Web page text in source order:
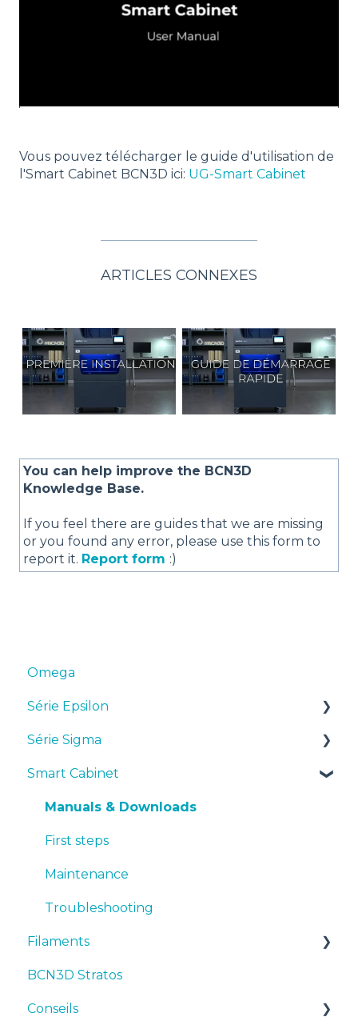
Vous pouvez télécharger le guide d'utilisation de
l'Smart Cabinet BCN3D ici: UG-Smart Cabinet
ARTICLES CONNEXES
You can help improve the BCN3D
Knowledge Base.
If you feel there are guides that we are missing
or you found any error, please use this form to
report it. Report form :)
Omega
Série Epsilon
Manuels et téléchargements
Premiers pas
Maintenance
Conseils
Dépannage
Série Sigma
Manuels et téléchargements
Premiers pas
Maintenance
Conseils
Dépannage
Smart Cabinet
Manuals & Downloads
First steps
Maintenance
Troubleshooting
Filaments
Suggestions
TPU
BCN3D Stratos
Conseils